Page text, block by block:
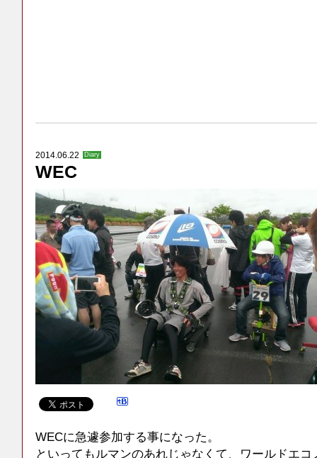
2014.06.22 Diary
WEC
WECに急遽参加する事になった。
といってもルマンのあれじゃなくて、ワールドエ